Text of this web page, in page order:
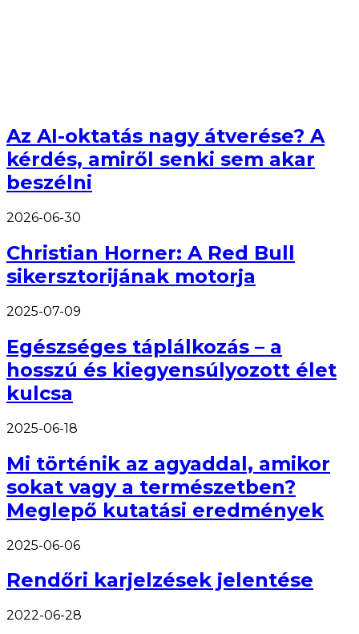
Az AI-oktatás nagy átverése? A
kérdés, amiről senki sem akar
beszélni
2026-06-30
Christian Horner: A Red Bull
sikersztorijának motorja
2025-07-09
Egészséges táplálkozás – a
hosszú és kiegyensúlyozott élet
kulcsa
2025-06-18
Mi történik az agyaddal, amikor
sokat vagy a természetben?
Meglepő kutatási eredmények
2025-06-06
Rendőri karjelzések jelentése
2022-06-28